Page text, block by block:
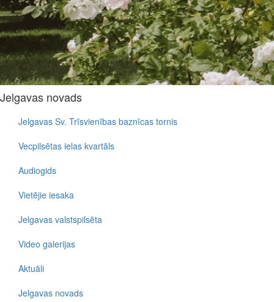
Jelgavas novads
Jelgavas Sv. Trīsvienības baznīcas tornis
Vecpilsētas ielas kvartāls
Audiogids
Vietējie iesaka
Jelgavas valstspilsēta
Video galerijas
Aktuāli
Jelgavas novads